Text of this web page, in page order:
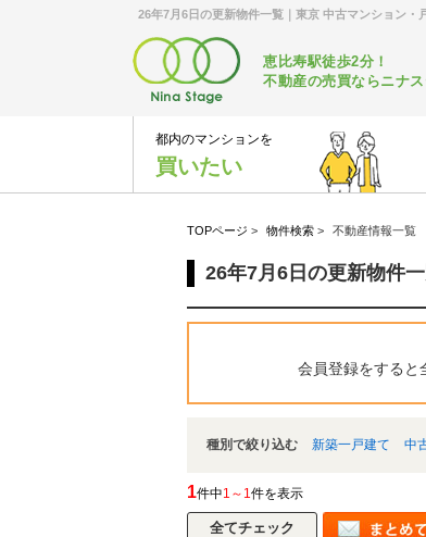
26年7月6日の更新物件一覧｜東京 中古マンション
恵比寿駅徒歩2分！
不動産の売買ならニナ
都内のマンションを
買いたい
TOPページ > 物件検索 > 不動産情報一覧
26年7月6日の更新物件
会員登録をすると
種別で絞り込む 新築一戸建て 中
1件中1～1件を表示